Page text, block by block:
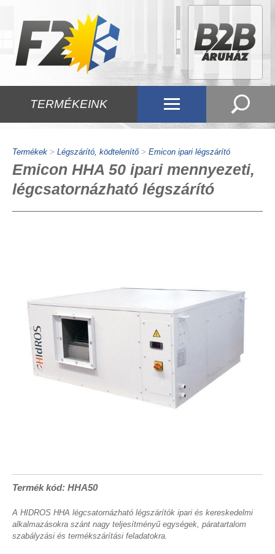
TERMÉKEINK
Termékek > Légszárító, ködtelenítő> Emicon ipari légszárító
Emicon HHA 50 ipari mennyezeti,
légcsatornázható légszárító
Termék kód: HHA50
A HIDROS HHA légcsatornázható légszárítók ipari és kereskedelmi
alkalmazásokra szánt nagy teljesítményű egységek, páratartalom
szabályzási és termékszárítási feladatokra.